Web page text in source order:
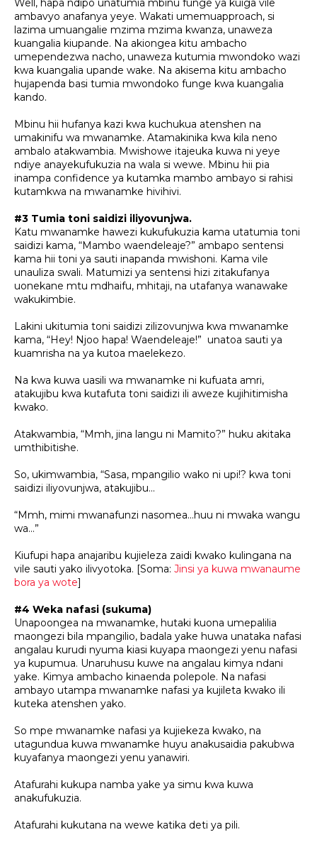
Well, hapa ndipo unatumia mbinu funge ya kuiga vile
ambavyo anafanya yeye. Wakati umemuapproach, si
lazima umuangalie mzima mzima kwanza, unaweza
kuangalia kiupande. Na akiongea kitu ambacho
umependezwa nacho, unaweza kutumia mwondoko wazi
kwa kuangalia upande wake. Na akisema kitu ambacho
hujapenda basi tumia mwondoko funge kwa kuangalia
kando.
Mbinu hii hufanya kazi kwa kuchukua atenshen na
umakinifu wa mwanamke. Atamakinika kwa kila neno
ambalo atakwambia. Mwishowe itajeuka kuwa ni yeye
ndiye anayekufukuzia na wala si wewe. Mbinu hii pia
inampa confidence ya kutamka mambo ambayo si rahisi
kutamkwa na mwanamke hivihivi.
#3 Tumia toni saidizi iliyovunjwa.
Katu mwanamke hawezi kukufukuzia kama utatumia toni
saidizi kama, “Mambo waendeleaje?” ambapo sentensi
kama hii toni ya sauti inapanda mwishoni. Kama vile
unauliza swali. Matumizi ya sentensi hizi zitakufanya
uonekane mtu mdhaifu, mhitaji, na utafanya wanawake
wakukimbie.
Lakini ukitumia toni saidizi zilizovunjwa kwa mwanamke
kama, “Hey! Njoo hapa! Waendeleaje!” unatoa sauti ya
kuamrisha na ya kutoa maelekezo.
Na kwa kuwa uasili wa mwanamke ni kufuata amri,
atakujibu kwa kutafuta toni saidizi ili aweze kujihitimisha
kwako.
Atakwambia, “Mmh, jina langu ni Mamito?” huku akitaka
umthibitishe.
So, ukimwambia, “Sasa, mpangilio wako ni upi!? kwa toni
saidizi iliyovunjwa, atakujibu...
“Mmh, mimi mwanafunzi nasomea...huu ni mwaka wangu
wa...”
Kiufupi hapa anajaribu kujieleza zaidi kwako kulingana na
vile sauti yako ilivyotoka. [Soma: Jinsi ya kuwa mwanaume
bora ya wote]
#4 Weka nafasi (sukuma)
Unapoongea na mwanamke, hutaki kuona umepalilia
maongezi bila mpangilio, badala yake huwa unataka nafasi
angalau kurudi nyuma kiasi kuyapa maongezi yenu nafasi
ya kupumua. Unaruhusu kuwe na angalau kimya ndani
yake. Kimya ambacho kinaenda polepole. Na nafasi
ambayo utampa mwanamke nafasi ya kujileta kwako ili
kuteka atenshen yako.
So mpe mwanamke nafasi ya kujiekeza kwako, na
utagundua kuwa mwanamke huyu anakusaidia pakubwa
kuyafanya maongezi yenu yanawiri.
Atafurahi kukupa namba yake ya simu kwa kuwa
anakufukuzia.
Atafurahi kukutana na wewe katika deti ya pili.